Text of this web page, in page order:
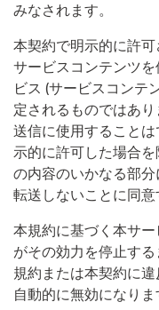
みなされます。
本契約で明示的に許
サービスコンテンツ
ビス (サービスコンテ
定されるものではあり
送信に使用すること
示的に許可した場合
の内容のいかなる部分
転送しないことに同意
本規約に基づく本サ
がその効力を停止す
規約または本契約に
自動的に無効になりま